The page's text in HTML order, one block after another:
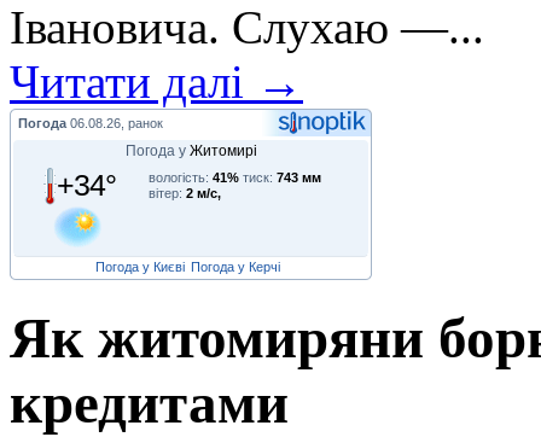
Івановича. Слухаю —...
Читати далі →
Погода 06.08.26, ранок
Погода у Житомирі
+34° вологість: 41% тиск: 743 мм
вітер: 2 м/с,
Погода у Києві Погода у Керчі
Як житомиряни
кредитами